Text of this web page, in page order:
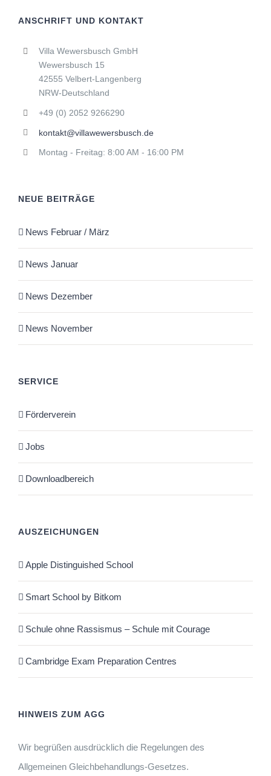
ANSCHRIFT UND KONTAKT
Villa Wewersbusch GmbH
Wewersbusch 15
42555 Velbert-Langenberg
NRW-Deutschland
+49 (0) 2052 9266290
kontakt@villawewersbusch.de
Montag - Freitag: 8:00 AM - 16:00 PM
NEUE BEITRÄGE
News Februar / März
News Januar
News Dezember
News November
SERVICE
Förderverein
Jobs
Downloadbereich
AUSZEICHUNGEN
Apple Distinguished School
Smart School by Bitkom
Schule ohne Rassismus – Schule mit Courage
Cambridge Exam Preparation Centres
HINWEIS ZUM AGG
Wir begrüßen ausdrücklich die Regelungen des
Allgemeinen Gleichbehandlungs-Gesetzes.